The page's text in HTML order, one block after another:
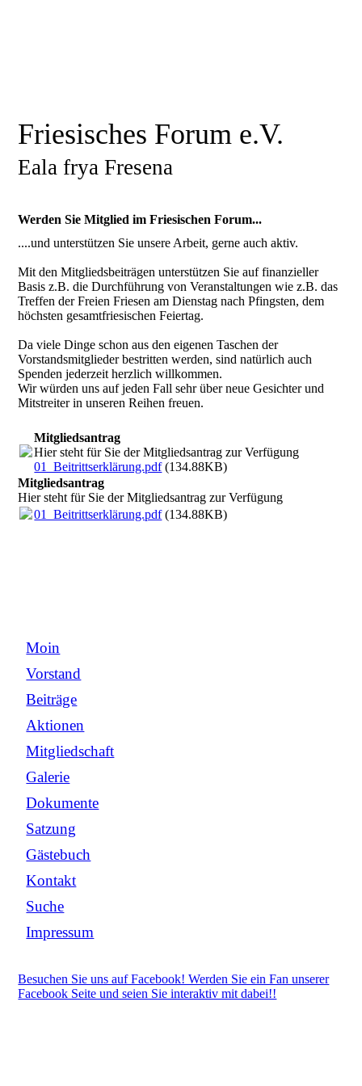
Friesisches Forum e.V.
Eala frya Fresena
Werden Sie Mitglied im Friesischen Forum...
....und unterstützen Sie unsere Arbeit, gerne auch aktiv.
Mit den Mitgliedsbeiträgen unterstützen Sie auf finanzieller
Basis z.B. die Durchführung von Veranstaltungen wie z.B. das
Treffen der Freien Friesen am Dienstag nach Pfingsten, dem
höchsten gesamtfriesischen Feiertag.
Da viele Dinge schon aus den eigenen Taschen der
Vorstandsmitglieder bestritten werden, sind natürlich auch
Spenden jederzeit herzlich willkommen.
Wir würden uns auf jeden Fall sehr über neue Gesichter und
Mitstreiter in unseren Reihen freuen.
Mitgliedsantrag
Hier steht für Sie der Mitgliedsantrag zur Verfügung
01_Beitrittserklärung.pdf(134.88KB)
Mitgliedsantrag
Hier steht für Sie der Mitgliedsantrag zur Verfügung
01_Beitrittserklärung.pdf(134.88KB)
Moin
Vorstand
Beiträge
Aktionen
Mitgliedschaft
Galerie
Dokumente
Satzung
Gästebuch
Kontakt
Suche
Impressum
Besuchen Sie uns auf Facebook! Werden Sie ein Fan unserer
Facebook Seite und seien Sie interaktiv mit dabei!!